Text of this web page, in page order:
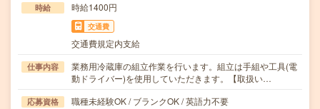
時給 時給1400円
交通費
交通費規定内支給
仕事内容
業務用冷蔵庫の組立作業を行います。組立は手組や工具(電
動ドライバー)を使用していただきます。【取扱い…
応募資格
職種未経験OK / ブランクOK / 英語力不要